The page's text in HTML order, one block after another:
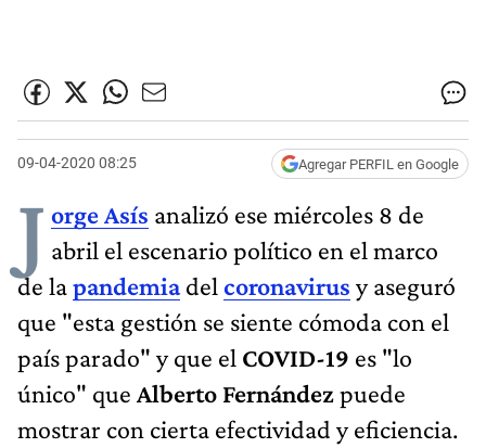
09-04-2020 08:25 Agregar PERFIL en Google
J orge Asís analizó ese miércoles 8 de
abril el escenario político en el marco
de lapandemia del coronavirus y aseguró
que "esta gestión se siente cómoda con el
país parado" y que el COVID-19 es "lo
único" que Alberto Fernándezpuede
mostrar con cierta efectividad y eficiencia.